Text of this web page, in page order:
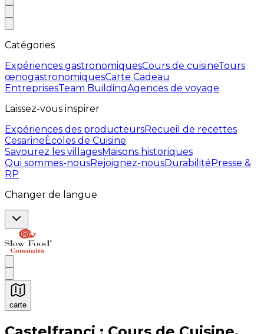
Catégories
Expériences gastronomiquesCours de cuisineTours
œnogastronomiquesCarte Cadeau
EntreprisesTeam BuildingAgences de voyage
Laissez-vous inspirer
Expériences des producteursRecueil de recettes
CesarineÈcoles de Cuisine
Savourez les villagesMaisons historiques
Qui sommes-nousRejoignez-nousDurabilitéPresse &
RP
Changer de langue
carte
Expériences culinaires inoubliables : Expériences